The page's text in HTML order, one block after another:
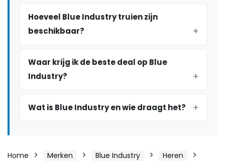
Hoeveel Blue Industry truien zijn
beschikbaar?
Waar krijg ik de beste deal op Blue
Industry?
Wat is Blue Industry en wie draagt het?
Home Merken Blue Industry
Heren